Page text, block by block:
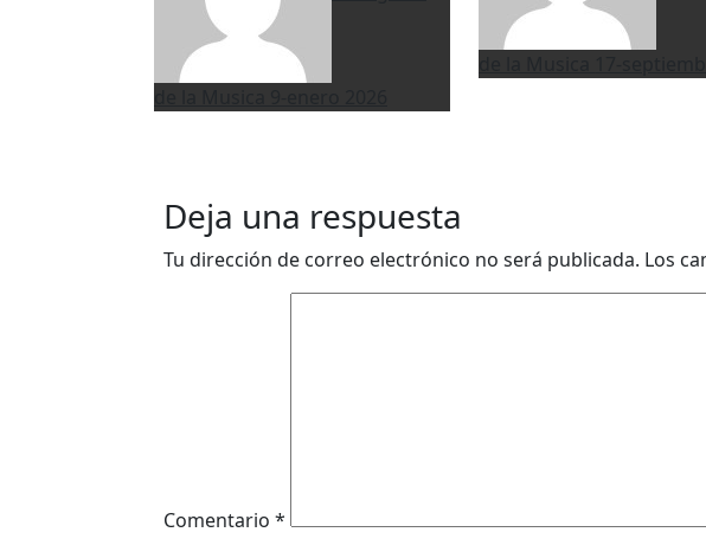
Deja una respuesta
Tu dirección de correo electrónico no será publicada. Los
Comentario *